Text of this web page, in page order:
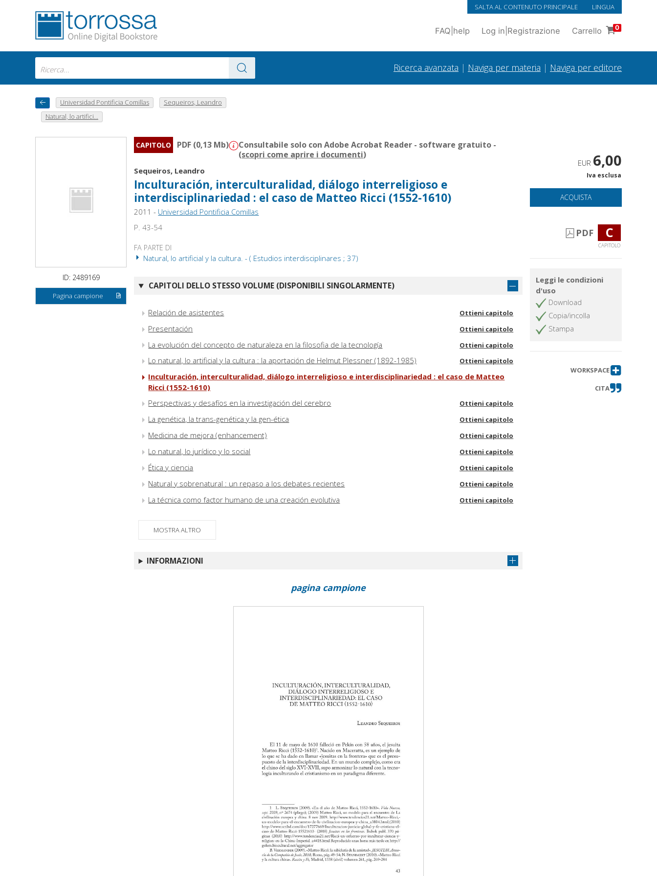
SALTA AL CONTENUTO PRINCIPALE LINGUA
FAQ help Log in Registrazione Carrello 0
Ricerca avanzata | Naviga per materia | Naviga per editore
Universidad Pontificia Comillas
Sequeiros, Leandro
Natural, lo artifici...
ID: 2489169
Pagina campione
CAPITOLO PDF (0,13 Mb)
Consultabile solo con Adobe Acrobat Reader - software gratuito -
(scopri come aprire i documenti)
Sequeiros, Leandro
Inculturación, interculturalidad, diálogo interreligioso e
interdisciplinariedad : el caso de Matteo Ricci (1552-1610)
2011 - Universidad Pontificia Comillas
P. 43-54
FA PARTE DI
Natural, lo artificial y la cultura. - ( Estudios interdisciplinares ; 37)
CAPITOLI DELLO STESSO VOLUME (DISPONIBILI SINGOLARMENTE)
Relación de asistentes Ottieni capitolo
Presentación Ottieni capitolo
La evolución del concepto de naturaleza en la filosofia de la tecnología Ottieni capitolo
Lo natural, lo artificial y la cultura : la aportación de Helmut Plessner (1892-1985) Ottieni capitolo
Inculturación, interculturalidad, diálogo interreligioso e interdisciplinariedad : el caso de Matteo
Ricci (1552-1610)
Perspectivas y desafíos en la investigación del cerebro
Ottieni capitolo
La genética, la trans-genética y la gen-ética Ottieni capitolo
Medicina de mejora (enhancement) Ottieni capitolo
Lo natural, lo jurídico y lo social Ottieni capitolo
Ética y ciencia Ottieni capitolo
Natural y sobrenatural : un repaso a los debates recientes Ottieni capitolo
La técnica como factor humano de una creación evolutiva Ottieni capitolo
MOSTRA ALTRO
INFORMAZIONI
EUR 6,00
Iva esclusa
ACQUISTA
PDF C
CAPITOLO
Leggi le condizioni
d'uso
Download
Copia/incolla
Stampa
WORKSPACE
CITA
pagina campione